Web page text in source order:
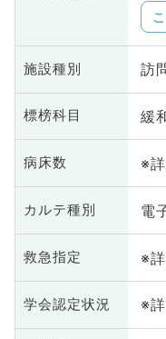
施設種別 訪
標榜科目 緩
病床数 ※
カルテ種別 電
救急指定 ※
学会認定状況 ※